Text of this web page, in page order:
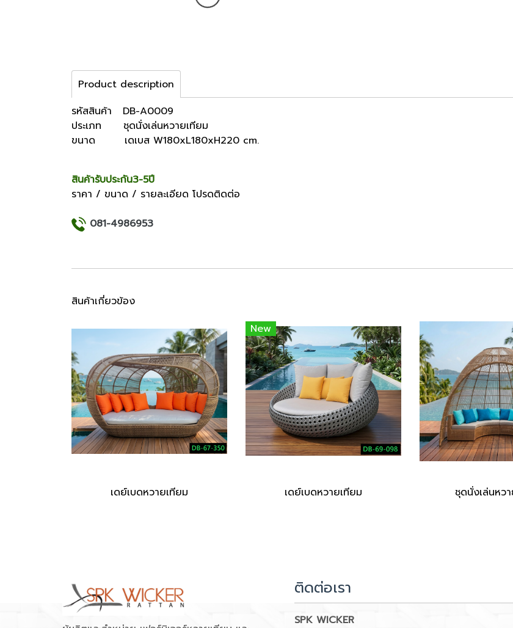
Product description
รหัสสินค้า DB-A0009
ประเภท ชุดนั่งเล่นหวายเทียม
ขนาด เดเบส W180xL180xH220 cm.
สินค้ารับประกัน3-5ปี
ราคา / ขนาด / รายละเอียด โปรดติดต่อ
081-4986953
สินค้าเกี่ยวข้อง
เดย์เบดหวายเทียม
New
เดย์เบดหวายเทียม ชุดนั่งเล่นหว
ติดต่อเรา
SPK WICKER